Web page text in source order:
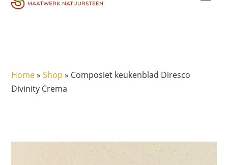
Home»Shop » Composiet keukenblad Diresco
Divinity Crema